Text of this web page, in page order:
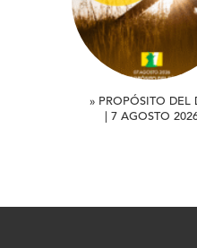
» PROPÓSITO DEL
| 7 AGOSTO